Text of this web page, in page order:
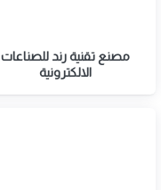
مصنع تقنية رند للصناعات
الالكترونية